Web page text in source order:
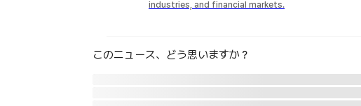
industries, and financial markets.
このニュース、どう思いますか？